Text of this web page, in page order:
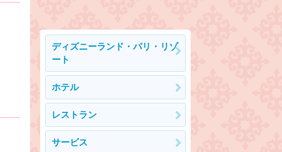
ディズニーランド・パリ・リゾ
ート
ホテル
レストラン
サービス